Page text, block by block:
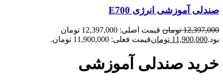
صندلی آموزشی انرژی E700
12,397,000 تومان
قیمت اصلی: 12,397,000 تومان
بود.11,900,000 تومانقیمت فعلی: 11,900,000 تومان.
خرید صندلی آموزشی